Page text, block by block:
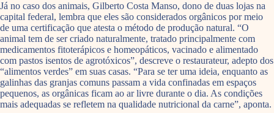
Já no caso dos animais, Gilberto Costa Manso, dono de duas lojas na
capital federal, lembra que eles são considerados orgânicos por meio
de uma certificação que atesta o método de produção natural. “O
animal tem de ser criado naturalmente, tratado principalmente com
medicamentos fitoterápicos e homeopáticos, vacinado e alimentado
com pastos isentos de agrotóxicos”, descreve o restaurateur, adepto dos
“alimentos verdes” em suas casas. “Para se ter uma ideia, enquanto as
galinhas das granjas comuns passam a vida confinadas em espaços
pequenos, as orgânicas ficam ao ar livre durante o dia. As condições
mais adequadas se refletem na qualidade nutricional da carne”, aponta.